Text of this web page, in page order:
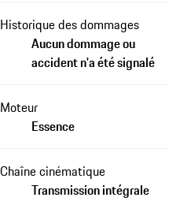
Historique des dommages
Aucun dommage ou
accident n'a été signalé
Moteur
Essence
Chaîne cinématique
Transmission intégrale